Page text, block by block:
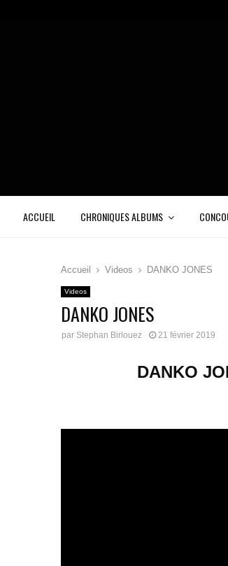
ACCUEIL CHRONIQUES ALBUMS
Accueil Videos DANKO JONES
Videos
DANKO JONES
par Stephan Birlouez 21 février 2019
DANKO